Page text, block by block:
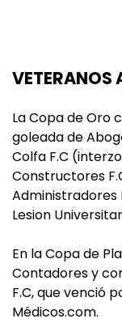
VETERANOS
La Copa de Oro
goleada de
Colfa F.C
Constructores
Administradores
Lesion
En la Copa de
Contadores y
F.C, que venció
Médicos.com.